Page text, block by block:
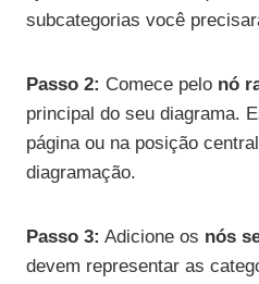
subcategorias você
Passo 2: Comece pelo nó
principal do seu diagrama.
página ou na posição
diagramação.
Passo 3: Adicione os nós
devem representar as